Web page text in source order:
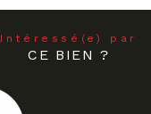
Intéressé(e) par
CE BIEN ?